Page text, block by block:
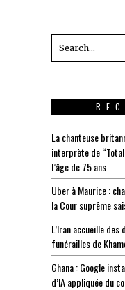
La chanteuse
interprète de
l’âge de 75 ans
Uber à Maurice :
la Cour suprême
L’Iran accueille
funérailles de
Ghana : Google
d’IA appliquée du